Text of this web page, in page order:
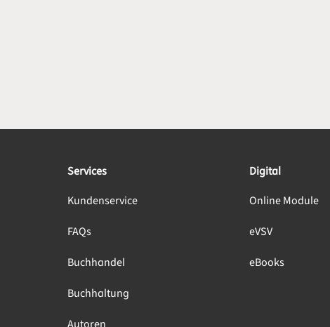
Services
Kundenservice
FAQs
Buchhandel
Buchhaltung
Digital
Online Module
eVSV
eBooks